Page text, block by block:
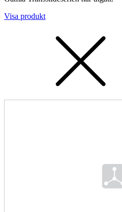
LjusridåerLjustorn
Varningsljud
Varningsljus
Visa produkt